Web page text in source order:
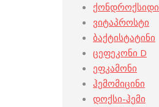
ქონდროქსიდი
ვიტაპროსტი
ბაქტისტატინი
ცეფეკონი D
ეფკამონი
ჰემომიცინი
დოქსი-ჰემი